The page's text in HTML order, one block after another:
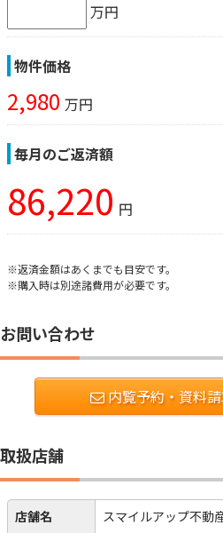
万円
物件価格
2,980 万円
毎月のご返済額
86,220 円
※返済金額はあくまでも目安です。
※購入時は別途諸費用が必要です。
お問い合わせ
内覧予約・資料
取扱店舗
店舗名
スマイルアップ不動